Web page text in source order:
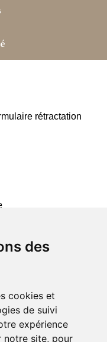
des
cookies et
de suivi
expérience
notre site, pour
rétractation